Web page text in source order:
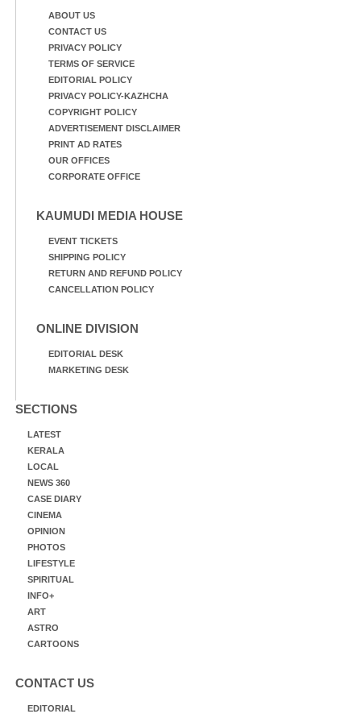
ABOUT US
CONTACT US
PRIVACY POLICY
TERMS OF SERVICE
EDITORIAL POLICY
PRIVACY POLICY-KAZHCHA
COPYRIGHT POLICY
ADVERTISEMENT DISCLAIMER
PRINT AD RATES
OUR OFFICES
CORPORATE OFFICE
KAUMUDI MEDIA HOUSE
EVENT TICKETS
SHIPPING POLICY
RETURN AND REFUND POLICY
CANCELLATION POLICY
ONLINE DIVISION
EDITORIAL DESK
MARKETING DESK
SECTIONS
LATEST
KERALA
LOCAL
NEWS 360
CASE DIARY
CINEMA
OPINION
PHOTOS
LIFESTYLE
SPIRITUAL
INFO+
ART
ASTRO
CARTOONS
CONTACT US
EDITORIAL